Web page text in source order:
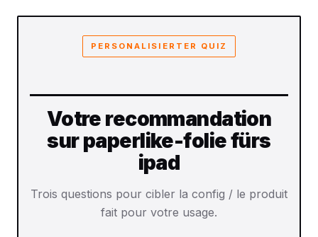
PERSONALISIERTER QUIZ
Votre recommandation
sur paperlike-folie fürs
ipad
Trois questions pour cibler la config / le produit
fait pour votre usage.